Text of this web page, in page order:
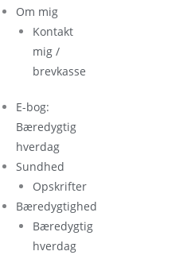
Om mig
Kontakt
mig /
brevkasse
E-bog:
Bæredygtig
hverdag
Sundhed
Opskrifter
Bæredygtighed
Bæredygtig
hverdag